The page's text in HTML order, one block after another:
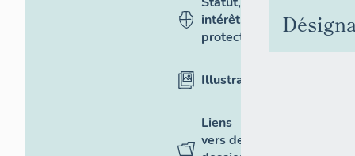
intérêt et
protection
Illustrations
Liens
vers des